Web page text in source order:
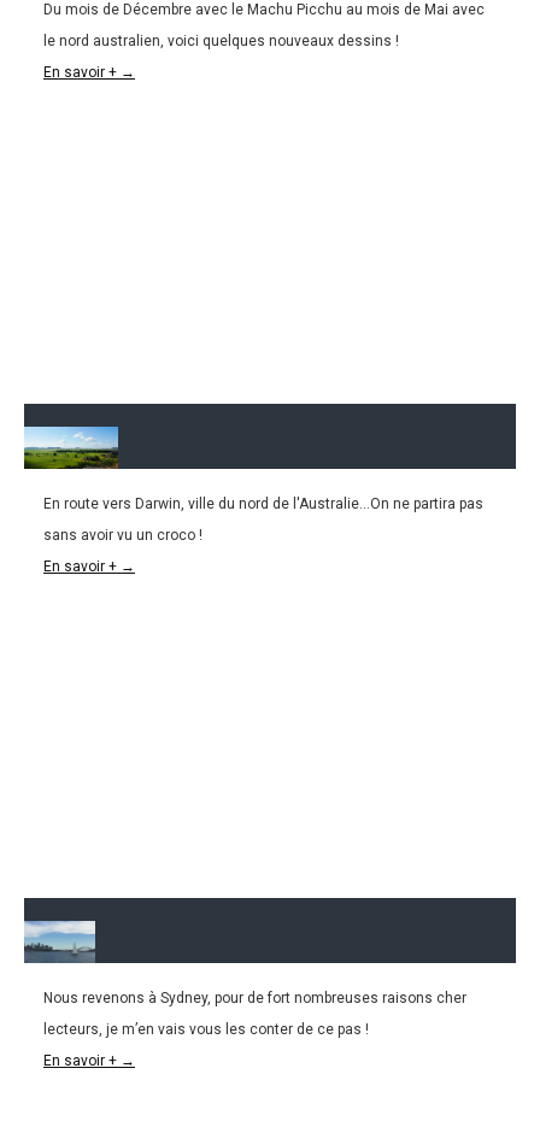
15.06.2016
Du mois de Décembre avec le Machu Picchu au mois de Mai avec
le nord australien, voici quelques nouveaux dessins !
En savoir + →
10.06.2016
En route vers Darwin, ville du nord de l'Australie...On ne partira pas
sans avoir vu un croco !
En savoir + →
10.06.2016
Nous revenons à Sydney, pour de fort nombreuses raisons cher
lecteurs, je m’en vais vous les conter de ce pas !
En savoir + →